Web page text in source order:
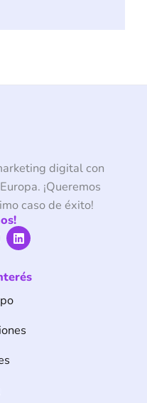
digital con
¡Queremos
caso de éxito!
L
i
n
k
e